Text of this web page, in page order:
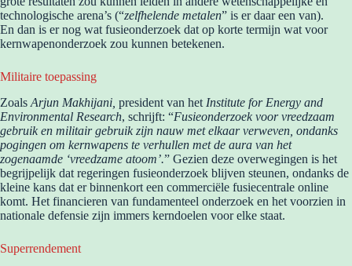
technologische arena’s (“zelfhelende metalen” is er daar een van).
En dan is er nog wat fusieonderzoek dat op korte termijn wat voor
kernwapenonderzoek zou kunnen betekenen.
Militaire toepassing
Zoals Arjun Makhijani, president van het Institute for Energy and
Environmental Research, schrijft: “Fusieonderzoek voor vreedzaam
gebruik en militair gebruik zijn nauw met elkaar verweven, ondanks
pogingen om kernwapens te verhullen met de aura van het
zogenaamde ‘vreedzame atoom’.” Gezien deze overwegingen is het
begrijpelijk dat regeringen fusieonderzoek blijven steunen, ondanks de
kleine kans dat er binnenkort een commerciële fusiecentrale online
komt. Het financieren van fundamenteel onderzoek en het voorzien in
nationale defensie zijn immers kerndoelen voor elke staat.
Superrendement